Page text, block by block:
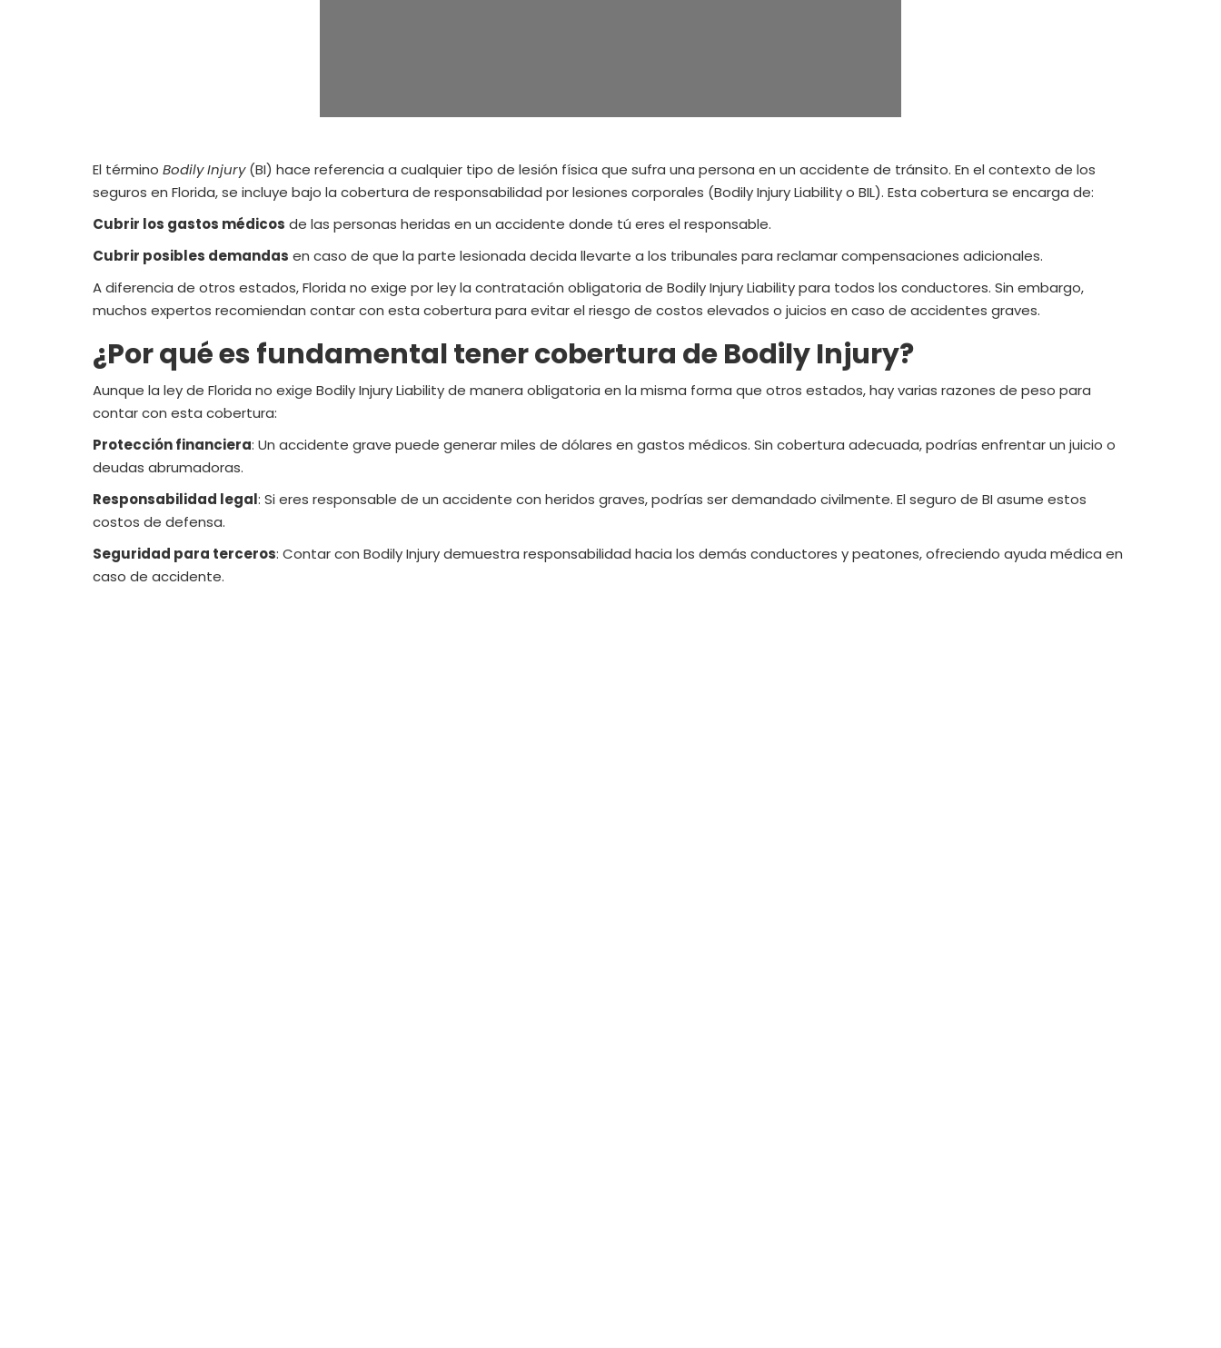
El término Bodily Injury(BI) hace referencia a cualquier tipo de lesión física que sufra una persona en un accidente de tránsito. En el contexto de los
seguros en Florida, se incluye bajo la cobertura de responsabilidad por lesiones corporales (Bodily Injury Liability o BIL). Esta cobertura se encarga de:
Cubrir los gastos médicos de las personas heridas en un accidente donde tú eres el responsable.
Cubrir posibles demandas en caso de que la parte lesionada decida llevarte a los tribunales para reclamar compensaciones adicionales.
A diferencia de otros estados, Florida no exige por ley la contratación obligatoria de Bodily Injury Liability para todos los conductores. Sin embargo,
muchos expertos recomiendan contar con esta cobertura para evitar el riesgo de costos elevados o juicios en caso de accidentes graves.
¿Por qué es fundamental tener cobertura de Bodily Injury?
Aunque la ley de Florida no exige Bodily Injury Liability de manera obligatoria en la misma forma que otros estados, hay varias razones de peso para
contar con esta cobertura:
Protección financiera: Un accidente grave puede generar miles de dólares en gastos médicos. Sin cobertura adecuada, podrías enfrentar un juicio o
deudas abrumadoras.
Responsabilidad legal: Si eres responsable de un accidente con heridos graves, podrías ser demandado civilmente. El seguro de BI asume estos
costos de defensa.
Seguridad para terceros: Contar con Bodily Injury demuestra responsabilidad hacia los demás conductores y peatones, ofreciendo ayuda médica en
caso de accidente.